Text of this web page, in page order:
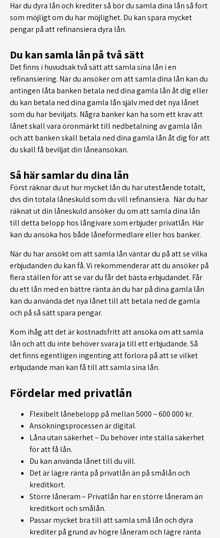
Har du dyra lån och krediter så bör du samla dina lån så fort
som möjligt om du har möjlighet. Du kan spara mycket
pengar på att refinansiera dyra lån.
Du kan samla lån på två sätt
Det finns i huvudsak två sätt att samla sina lån i en
refinansiering. När du ansöker om att samla dina lån kan du
antingen låta banken betala ned dina gamla lån åt dig eller
du kan betala ned dina gamla lån själv med det nya lånet
som du har beviljats. Några banker kan ha som ett krav att
lånet skall vara öronmärkt till nedbetalning av gamla lån
och att banken skall betala ned dina gamla lån åt dig för att
du skall få beviljat din låneansökan.
Så här samlar du dina lån
Först räknar du ut hur mycket lån du har utestående totalt,
dvs din totala låneskuld som du vill refinansiera. När du har
räknat ut din låneskuld ansöker du om att samla dina lån
till detta belopp hos långivare som erbjuder privatlån. Här
kan du ansöka hos både låneförmedlare eller hos banker.
När du har ansökt om att samla lån väntar du på att se vilka
erbjudanden du kan få. Vi rekommenderar att du ansöker på
flera ställen för att se var du får det bästa erbjudandet. Får
du ett lån med en bättre ränta än du har på dina gamla lån
kan du använda det nya lånet till att betala ned de gamla
och på så sätt spara pengar.
Kom ihåg att det är kostnadsfritt att ansöka om att samla
lån och att du inte behöver svara ja till ett erbjudande. Så
det finns egentligen ingenting att förlora på att se vilket
erbjudande man kan få till att samla sina lån.
Fördelar med privatlån
Flexibelt lånebelopp på mellan 5000 – 600 000 kr.
Ansökningsprocessen är digital.
Låna utan säkerhet – Du behöver inte ställa säkerhet
för att få lån.
Du kan använda lånet till du vill.
Det är lägre ränta på privatlån än på smålån och
kreditkort.
Större låneram – Privatlån har en större låneram än
kreditkort och smålån.
Passar mycket bra till att samla små lån och dyra
krediter på grund av högre låneram och lägre ränta